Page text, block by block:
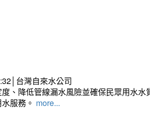
台灣自來水公司
、降低管線漏水風險並確保民眾用水
服務。 more...